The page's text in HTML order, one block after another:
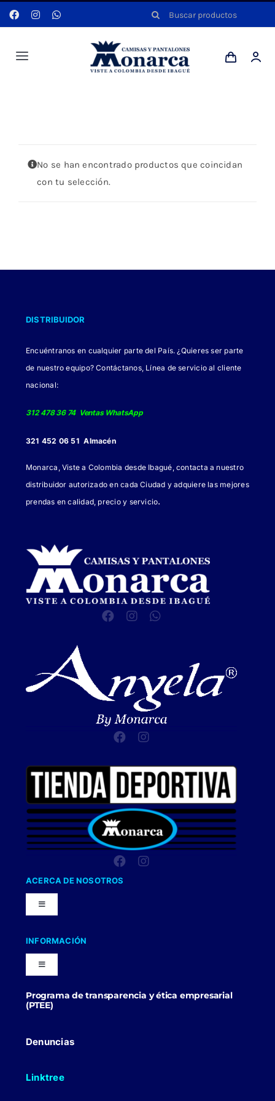
Saltar
al
Buscar:
Toggle
Dotaciones
No se han encontrado productos que coincidan
con tu selección.
DISTRIBUIDOR
Encuéntranos en cualquier parte del País. ¿Quieres ser parte
de nuestro equipo? Contáctanos, Línea de servicio al cliente
nacional:
312 478 36 74 Ventas WhatsApp
321 452 06 51 Almacén
Monarca, Viste a Colombia desde Ibagué, contacta a nuestro
distribuidor autorizado en cada Ciudad y adquiere las mejores
prendas en calidad, precio y servicio.
ACERCA DE NOSOTROS
Toggle
Navigation
Nuestra Compañia
Trabaja con nosotros
INFORMACIÓN
Toggle
Navigation
Blog
Politicas Comerciales
Programa de transparencia y ética empresarial
(PTEE)
Denuncias
Linktree